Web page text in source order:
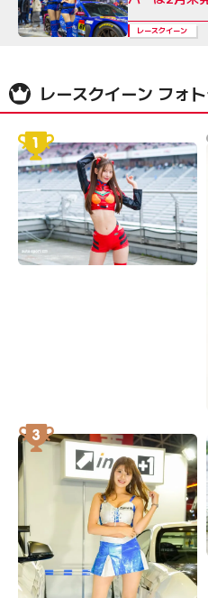
レースクイーン
レースクイーン フォ